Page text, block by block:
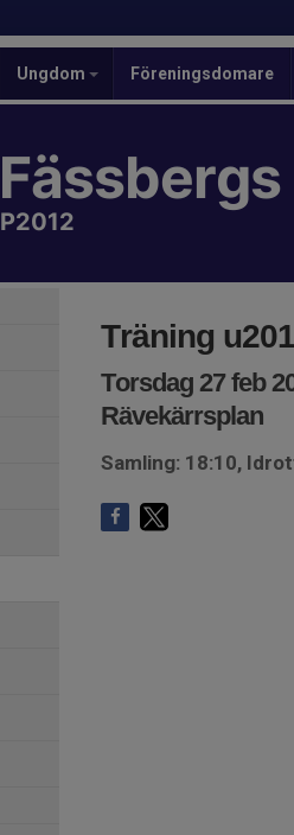
Ungdom Föreningsdomare
Fässbergs
P2012
Träning
Torsdag 27 feb
Rävekärrsplan
Samling: 18:10,